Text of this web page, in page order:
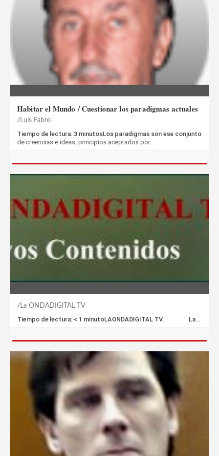
Habitar el Mundo / Cuestionar los paradigmas actuales
Luis Fabre-
Tiempo de lectura: 3 minutosLos paradigmas son ese conjunto
de creencias e ideas, principios aceptados por…
La ONDADIGITAL TV
Tiempo de lectura: < 1 minutoLAONDADIGITAL TV. La…